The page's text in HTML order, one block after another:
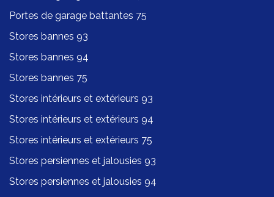
Portes de garage battantes 75
Stores bannes 93
Stores bannes 94
Stores bannes 75
Stores intérieurs et extérieurs 93
Stores intérieurs et extérieurs 94
Stores intérieurs et extérieurs 75
Stores persiennes et jalousies 93
Stores persiennes et jalousies 94